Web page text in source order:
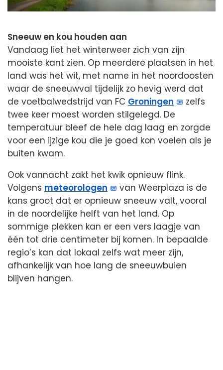
Sneeuw en kou houden aan
Vandaag liet het winterweer zich van zijn
mooiste kant zien. Op meerdere plaatsen in het
land was het wit, met name in het noordoosten
waar de sneeuwval tijdelijk zo hevig werd dat
de voetbalwedstrijd van FC Groningen
zelfs
twee keer moest worden stilgelegd. De
temperatuur bleef de hele dag laag en zorgde
voor een ijzige kou die je goed kon voelen als je
buiten kwam.
Ook vannacht zakt het kwik opnieuw flink.
Volgens meteorologen
van Weerplaza is de
kans groot dat er opnieuw sneeuw valt, vooral
in de noordelijke helft van het land. Op
sommige plekken kan er een vers laagje van
één tot drie centimeter bij komen. In bepaalde
regio’s kan dat lokaal zelfs wat meer zijn,
afhankelijk van hoe lang de sneeuwbuien
blijven hangen.